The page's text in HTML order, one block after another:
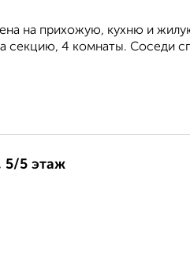
на прихожую, кухню и
секцию, 4 комнаты. Соседи
5/5 этаж